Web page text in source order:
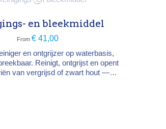
en bleekmiddel
From € 41,00
en ontgrijzer op waterbasis,
Reinigt, ontgrijst en opent
van vergrijsd of zwart hout —